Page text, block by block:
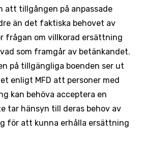
att tillgången på anpassade
än det faktiska behovet av
frågan om villkorad ersättning
som framgår av betänkandet.
på tillgängliga boenden ser ut
enligt MFD att personer med
kan behöva acceptera en
tar hänsyn till deras behov av
för att kunna erhålla ersättning